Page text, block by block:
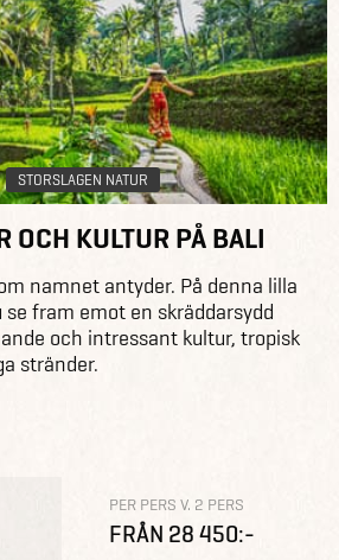
STORSLAGEN NATUR
OCH KULTUR PÅ BALI
namnet antyder. På denna lilla
se fram emot en skräddarsydd
och intressant kultur, tropisk
stränder.
PER PERS V. 2 PERS
FRÅN 28 450:-